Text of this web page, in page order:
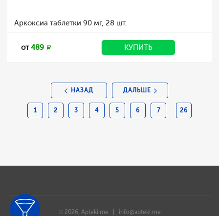
Аркоксиа таблетки 90 мг, 28 шт.
от489 КУПИТЬ
НАЗАД
1 2 3 4 5 6 7 26
ДАЛЬШЕ
© 2026, Apteki.me | info@apteki.me